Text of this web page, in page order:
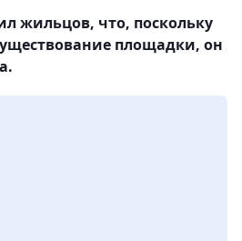
жильцов, что, поскольку
площадки, он